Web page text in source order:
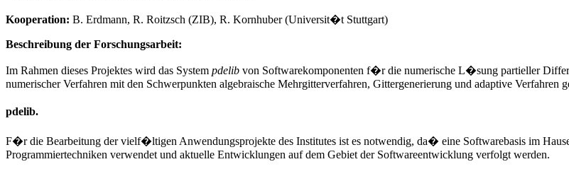
Kooperation: B. Erdmann, R. Roitzsch (ZIB), R. Kornhuber (Universit�t Stuttgart)
Beschreibung der Forschungsarbeit:
Im Rahmen dieses Projektes wird das System pdelib von Softwarekomponenten f�r die numerische L�sung partieller
numerischer Verfahren mit den Schwerpunkten algebraische Mehrgitterverfahren, Gittergenerierung und adaptive Verfahren
pdelib.
F�r die Bearbeitung der vielf�ltigen Anwendungsprojekte des Institutes ist es notwendig, da� eine Softwarebasis im
Programmiertechniken verwendet und aktuelle Entwicklungen auf dem Gebiet der Softwareentwicklung verfolgt werden.